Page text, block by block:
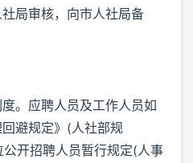
局审核，向市人社局备
。应聘人员及工作人员如
避规定》(人社部规
公开招聘人员暂行规定(人事